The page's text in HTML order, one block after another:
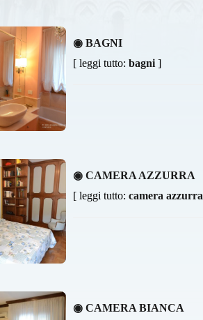
◉ BAGNI
[ leggi tutto: bagni ]
◉ CAMERA AZZURRA
[ leggi tutto: camera azzurra
◉ CAMERA BIANCA